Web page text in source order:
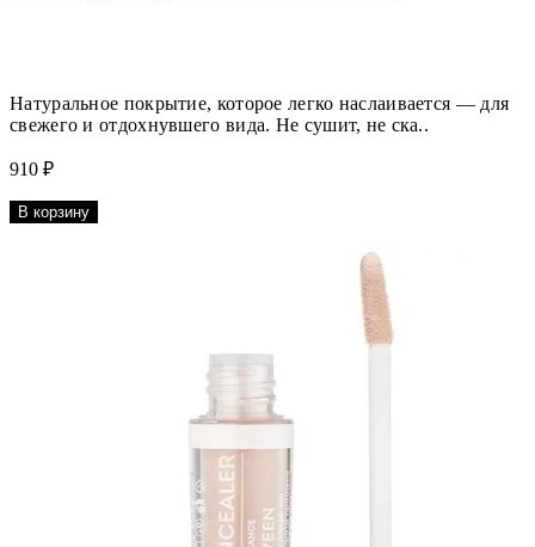
Натуральное покрытие, которое легко наслаивается — для
свежего и отдохнувшего вида. Не сушит, не ска..
910 ₽
В корзину